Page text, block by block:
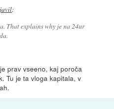
:
That explains why je na 24ur
prav vseeno, kaj poroča
Tu je ta vloga kapitala, v